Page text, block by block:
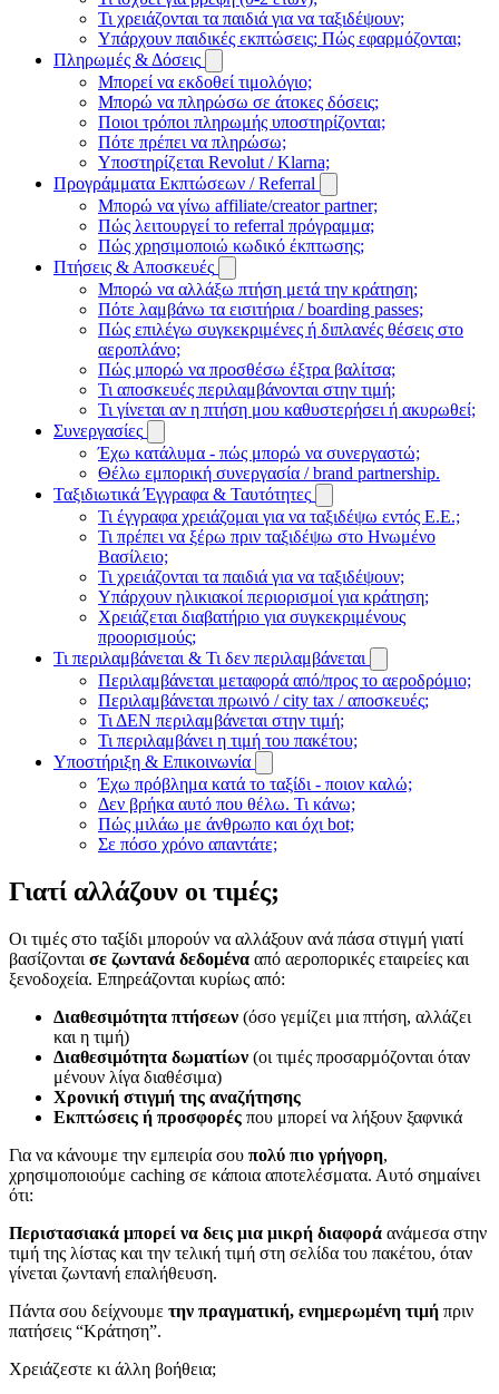
Τι χρειάζονται τα παιδιά για να ταξιδέψουν;
Υπάρχουν παιδικές εκπτώσεις; Πώς εφαρμόζονται;
Πληρωμές & Δόσεις
Μπορεί να εκδοθεί τιμολόγιο;
Μπορώ να πληρώσω σε άτοκες δόσεις;
Ποιοι τρόποι πληρωμής υποστηρίζονται;
Πότε πρέπει να πληρώσω;
Υποστηρίζεται Revolut / Klarna;
Προγράμματα Εκπτώσεων / Referral
Μπορώ να γίνω affiliate/creator partner;
Πώς λειτουργεί το referral πρόγραμμα;
Πώς χρησιμοποιώ κωδικό έκπτωσης;
Πτήσεις & Αποσκευές
Μπορώ να αλλάξω πτήση μετά την κράτηση;
Πότε λαμβάνω τα εισιτήρια / boarding passes;
Πώς επιλέγω συγκεκριμένες ή διπλανές θέσεις στο
αεροπλάνο;
Πώς μπορώ να προσθέσω έξτρα βαλίτσα;
Τι αποσκευές περιλαμβάνονται στην τιμή;
Τι γίνεται αν η πτήση μου καθυστερήσει ή ακυρωθεί;
Συνεργασίες
Έχω κατάλυμα - πώς μπορώ να συνεργαστώ;
Θέλω εμπορική συνεργασία / brand partnership.
Ταξιδιωτικά Έγγραφα & Ταυτότητες
Τι έγγραφα χρειάζομαι για να ταξιδέψω εντός Ε.Ε.;
Τι πρέπει να ξέρω πριν ταξιδέψω στο Ηνωμένο
Βασίλειο;
Τι χρειάζονται τα παιδιά για να ταξιδέψουν;
Υπάρχουν ηλικιακοί περιορισμοί για κράτηση;
Χρειάζεται διαβατήριο για συγκεκριμένους
προορισμούς;
Τι περιλαμβάνεται & Τι δεν περιλαμβάνεται
Περιλαμβάνεται μεταφορά από/προς το αεροδρόμιο;
Περιλαμβάνεται πρωινό / city tax / αποσκευές;
Τι ΔΕΝ περιλαμβάνεται στην τιμή;
Τι περιλαμβάνει η τιμή του πακέτου;
Υποστήριξη & Επικοινωνία
Έχω πρόβλημα κατά το ταξίδι - ποιον καλώ;
Δεν βρήκα αυτό που θέλω. Τι κάνω;
Πώς μιλάω με άνθρωπο και όχι bot;
Σε πόσο χρόνο απαντάτε;
Γιατί αλλάζουν οι τιμές;
Οι τιμές στο ταξίδι μπορούν να αλλάξουν ανά πάσα στιγμή γιατί
βασίζονται σε ζωντανά δεδομένα από αεροπορικές εταιρείες και
ξενοδοχεία. Επηρεάζονται κυρίως από:
Διαθεσιμότητα πτήσεων (όσο γεμίζει μια πτήση, αλλάζει
και η τιμή)
Διαθεσιμότητα δωματίων (οι τιμές προσαρμόζονται όταν
μένουν λίγα διαθέσιμα)
Χρονική στιγμή της αναζήτησης
Εκπτώσεις ή προσφορές που μπορεί να λήξουν ξαφνικά
Για να κάνουμε την εμπειρία σου πολύ πιο γρήγορη,
χρησιμοποιούμε caching σε κάποια αποτελέσματα. Αυτό σημαίνει
ότι:
Περιστασιακά μπορεί να δεις μια μικρή διαφορά ανάμεσα στην
τιμή της λίστας και την τελική τιμή στη σελίδα του πακέτου, όταν
γίνεται ζωντανή επαλήθευση.
Πάντα σου δείχνουμε την πραγματική, ενημερωμένη τιμή πριν
πατήσεις “Κράτηση”.
Χρειάζεστε κι άλλη βοήθεια;